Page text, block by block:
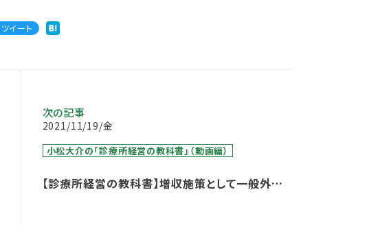
ツイート
次の記事
2021/11/19/金
小松大介の「診療所経営の教科書」（動画編）
【診療所経営の教科書】増収施策として一般外来